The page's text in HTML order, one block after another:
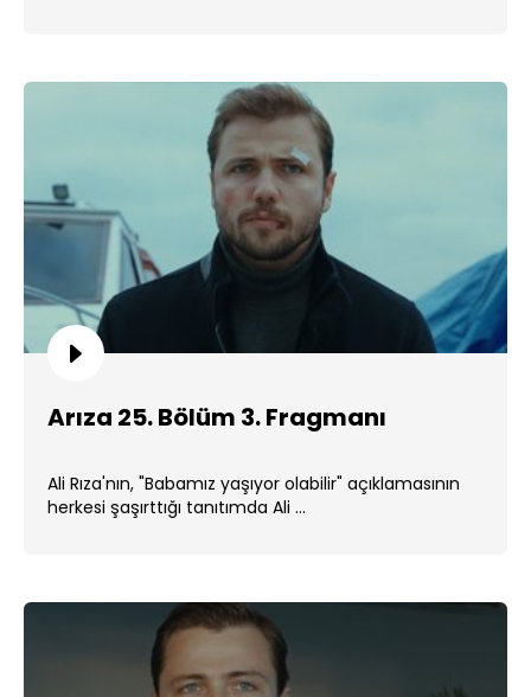
Arıza 25. Bölüm 3. Fragmanı
Ali Rıza'nın, "Babamız yaşıyor olabilir" açıklamasının
herkesi şaşırttığı tanıtımda Ali ...